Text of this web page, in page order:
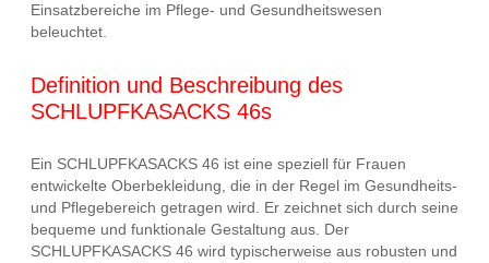
Einsatzbereiche im Pflege- und Gesundheitswesen
beleuchtet.
Definition und Beschreibung des
SCHLUPFKASACKS 46s
Ein SCHLUPFKASACKS 46 ist eine speziell für Frauen
entwickelte Oberbekleidung, die in der Regel im Gesundheits-
und Pflegebereich getragen wird. Er zeichnet sich durch seine
bequeme und funktionale Gestaltung aus. Der
SCHLUPFKASACKS 46 wird typischerweise aus robusten und